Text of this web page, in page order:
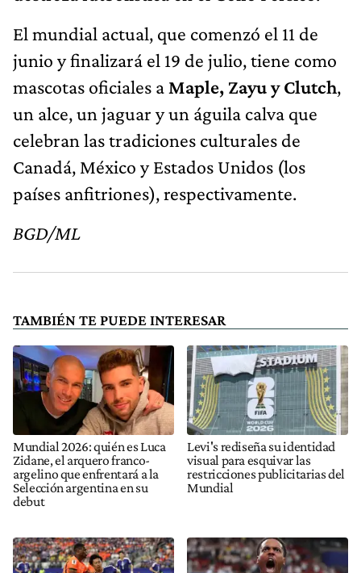
El mundial actual, que comenzó el 11 de
junio y finalizará el 19 de julio, tiene como
mascotas oficiales a Maple, Zayu y Clutch,
un alce, un jaguar y un águila calva que
celebran las tradiciones culturales de
Canadá, México y Estados Unidos (los
países anfitriones), respectivamente.
BGD/ML
TAMBIÉN TE PUEDE INTERESAR
Mundial 2026: quién es Luca
Zidane, el arquero franco-
argelino que enfrentará a la
Selección argentina en su
debut
Levi's rediseña su identidad
visual para esquivar las
restricciones publicitarias del
Mundial